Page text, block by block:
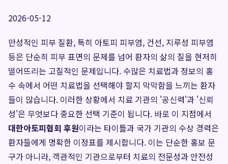
2026-05-12
만성적인 피부 질환, 특히 아토피 피부염, 건선, 지루성 피부염
등은 단순히 피부 표면의 문제를 넘어 환자의 삶의 질을 현저히
떨어뜨리는 고질적인 문제입니다. 수많은 치료법과 정보의 홍
수 속에서 어떤 치료법을 선택해야 할지 막막함을 느끼는 환자
들이 많습니다. 이러한 상황에서 치료 기관의 '공신력'과 '신뢰
성'은 무엇보다 중요한 선택 기준이 됩니다. 바로 이 지점에서
대한아토피협회 후원이라는 타이틀과 국가 기관의 수상 경력은
환자들에게 명확한 이정표를 제시합니다. 이는 단순한 홍보 문
구가 아니라, 객관적인 기관으로부터 치료의 전문성과 안전성